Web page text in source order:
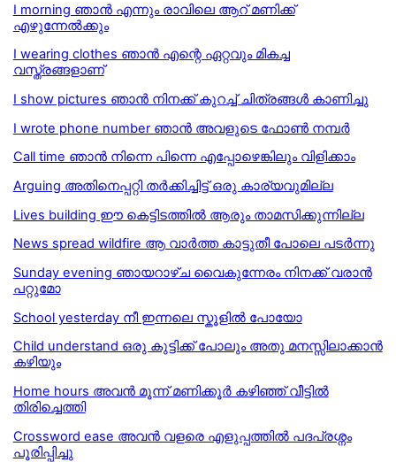
I morning ഞാൻ എന്നും രാവിലെ ആറ് മണിക്ക്
എഴുന്നേൽക്കും
I wearing clothes ഞാൻ എന്റെ ഏറ്റവും മികച്ച
വസ്ത്രങ്ങളാണ്
I show pictures ഞാൻ നിനക്ക് കുറച്ച് ചിത്രങ്ങൾ കാണിച്ചു
I wrote phone number ഞാൻ അവളുടെ ഫോൺ നമ്പർ
Call time ഞാൻ നിന്നെ പിന്നെ എപ്പോഴെങ്കിലും വിളിക്കാം
Arguing അതിനെപ്പറ്റി തര്‍ക്കിച്ചിട്ട് ഒരു കാര്യവുമില്ല
Lives building ഈ കെട്ടിടത്തില്‍ ആരും താമസിക്കുന്നില്ല
News spread wildfire ആ വാര്‍ത്ത കാട്ടുതീ പോലെ പടര്‍ന്നു
Sunday evening ഞായറാഴ്ച വൈകുന്നേരം നിനക്ക് വരാൻ
പറ്റുമോ
School yesterday നീ ഇന്നലെ സ്കൂളിൽ പോയോ
Child understand ഒരു കുട്ടിക്ക് പോലും അതു മനസ്സിലാക്കാൻ
കഴിയും
Home hours അവൻ മൂന്ന് മണിക്കൂർ കഴിഞ്ഞ് വീട്ടിൽ
തിരിച്ചെത്തി
Crossword ease അവൻ വളരെ എളുപ്പത്തിൽ പദപ്രശ്നം
പൂരിപ്പിച്ചു